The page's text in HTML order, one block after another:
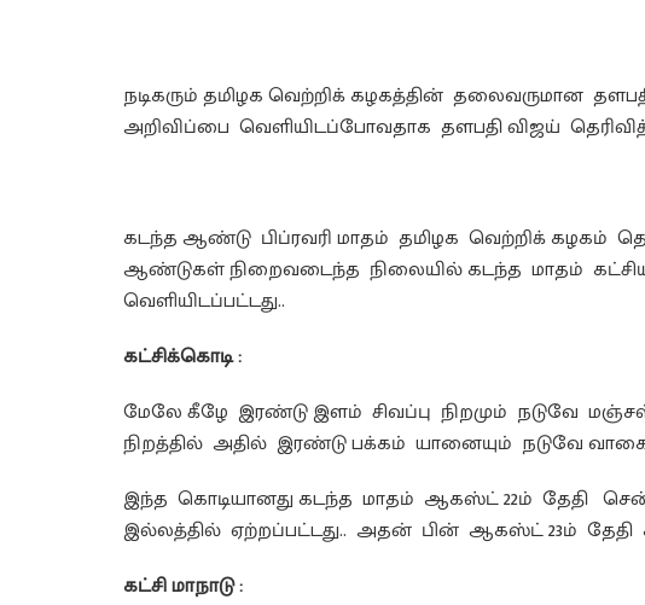
நடிகரும் தமிழக வெற்றிக் கழகத்தின் தலைவருமான
அறிவிப்பை வெளியிடப்போவதாக தளபதி விஜய்
கடந்த ஆண்டு பிப்ரவரி மாதம் தமிழக வெற்றிக் கழகம்
ஆண்டுகள் நிறைவடைந்த நிலையில் கடந்த மாதம்
வெளியிடப்பட்டது..
கட்சிக்கொடி :
மேலே கீழே இரண்டு இளம் சிவப்பு நிறமும் நடுவே
நிறத்தில் அதில் இரண்டு பக்கம் யானையும் நடுவே
இந்த கொடியானது கடந்த மாதம் ஆகஸ்ட் 22ம் தேதி
இல்லத்தில் ஏற்றப்பட்டது.. அதன் பின் ஆகஸ்ட் 23ம் தேதி
கட்சி மாநாடு :